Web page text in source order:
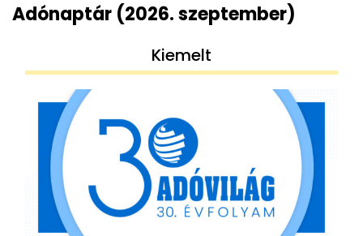
Adónaptár (2026. szeptember)
Kiemelt